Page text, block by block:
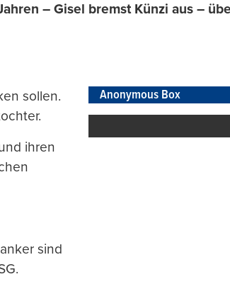
– Gisel bremst Künzi aus –
sollen.
ihren
sind
Anonymous Box